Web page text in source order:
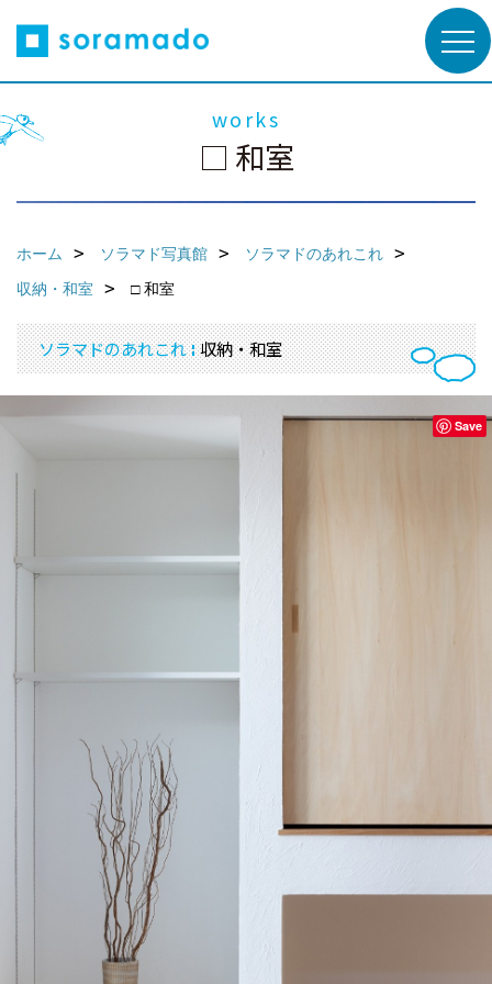
works
□ 和室
ホーム ソラマド写真館
ソラマドのあれこれ
収納・和室
□ 和室
ソラマドのあれこれ 収納・和室
Save